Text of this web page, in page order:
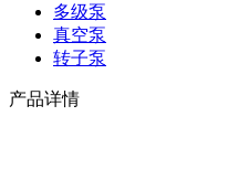
多级泵
真空泵
转子泵
产品详情